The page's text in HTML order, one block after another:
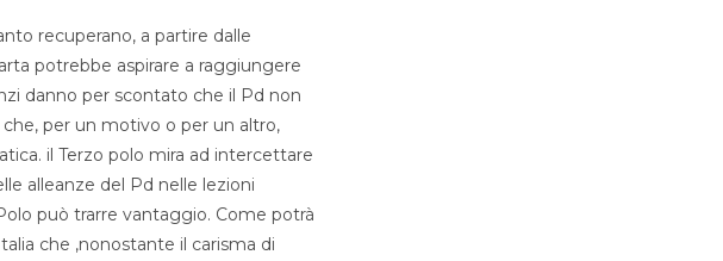
recuperano, a partire dalle
potrebbe aspirare a raggiungere
danno per scontato che il Pd non
per un motivo o per un altro,
il Terzo polo mira ad intercettare
alleanze del Pd nelle lezioni
può trarre vantaggio. Come potrà
che ,nonostante il carisma di